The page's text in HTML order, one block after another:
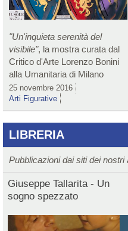
"Un'inquieta serenità del
visibile", la mostra curata dal
Critico d'Arte Lorenzo Bonini
alla Umanitaria di Milano
25 novembre 2016
Arti Figurative
LIBRERIA
Pubblicazioni dai siti dei nostri
Giuseppe Tallarita - Un
sogno spezzato